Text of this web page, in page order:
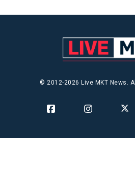
© 2012-2026 Live MKT News.